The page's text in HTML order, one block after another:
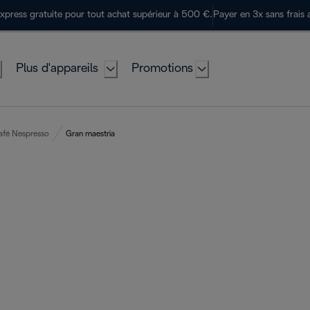
gratuite pour tout achat supérieur à 500 €. Payer en 3x sans frais
Plus d'appareils Promotions
Nespresso Gran maestria